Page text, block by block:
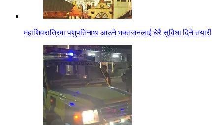
महाशिवरात्रिमा पशुपतिनाथ आउने भक्तजनलाई धेरै सुविधा दिने तयारी